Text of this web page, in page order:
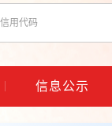
信息公示